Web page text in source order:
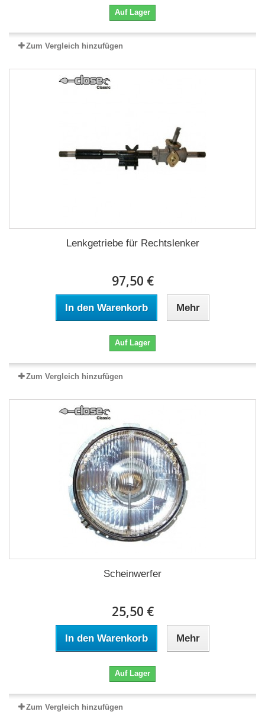
Auf Lager
Zum Vergleich hinzufügen
Lenkgetriebe für Rechtslenker
97,50 €
In den Warenkorb Mehr
Auf Lager
Zum Vergleich hinzufügen
Scheinwerfer
25,50 €
In den Warenkorb Mehr
Auf Lager
Zum Vergleich hinzufügen